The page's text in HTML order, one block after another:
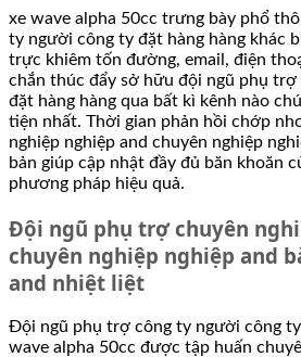
xe wave alpha 50cc trưng bày phổ
ty người công ty đặt hàng hàng khác
trực khiêm tốn đường, email, điện
chắn thúc đẩy sở hữu đội ngũ phụ
đặt hàng hàng qua bất kì kênh nào
tiện nhất. Thời gian phản hồi chớp
nghiệp nghiệp and chuyên nghiệp
bản giúp cập nhật đầy đủ băn khoăn
phương pháp hiệu quả.
Đội ngũ phụ trợ chuyên
chuyên nghiệp nghiệp and
and nhiệt liệt
Đội ngũ phụ trợ công ty người công ty
wave alpha 50cc được tập huấn